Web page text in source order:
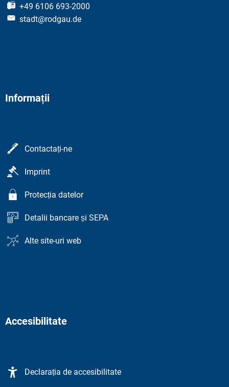
+49 6106 693-2000
stadt@rodgau.de
Informații
Contactați-ne
Imprint
Protecția datelor
Detalii bancare și SEPA
Alte site-uri web
Accesibilitate
Declarația de accesibilitate